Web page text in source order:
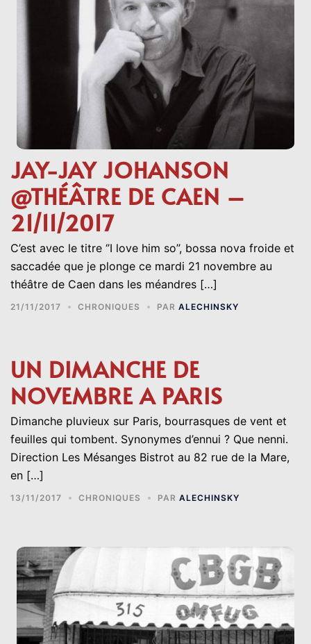
JAY-JAY JOHANSON
@THÉÂTRE DE CAEN –
21/11/2017
C’est avec le titre ‘’I love him so’’, bossa nova froide et
saccadée que je plonge ce mardi 21 novembre au
théâtre de Caen dans les méandres […]
21/11/2017 CHRONIQUES PAR ALECHINSKY
UN DIMANCHE DE
NOVEMBRE A PARIS
Dimanche pluvieux sur Paris, bourrasques de vent et
feuilles qui tombent. Synonymes d’ennui ? Que nenni.
Direction Les Mésanges Bistrot au 82 rue de la Mare,
en […]
13/11/2017 CHRONIQUES PAR ALECHINSKY